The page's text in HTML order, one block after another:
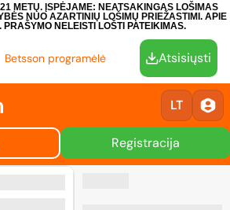
METŲ. ĮSPĖJAME: NEATSAKINGAS LOŠIMAS
NUO AZARTINIŲ LOŠIMŲ PRIEŽASTIMI. APIE
PRAŠYMO NELEISTI LOŠTI PATEIKIMAS.
Betsson programėlė Atsisiųsti
LT
Registracija